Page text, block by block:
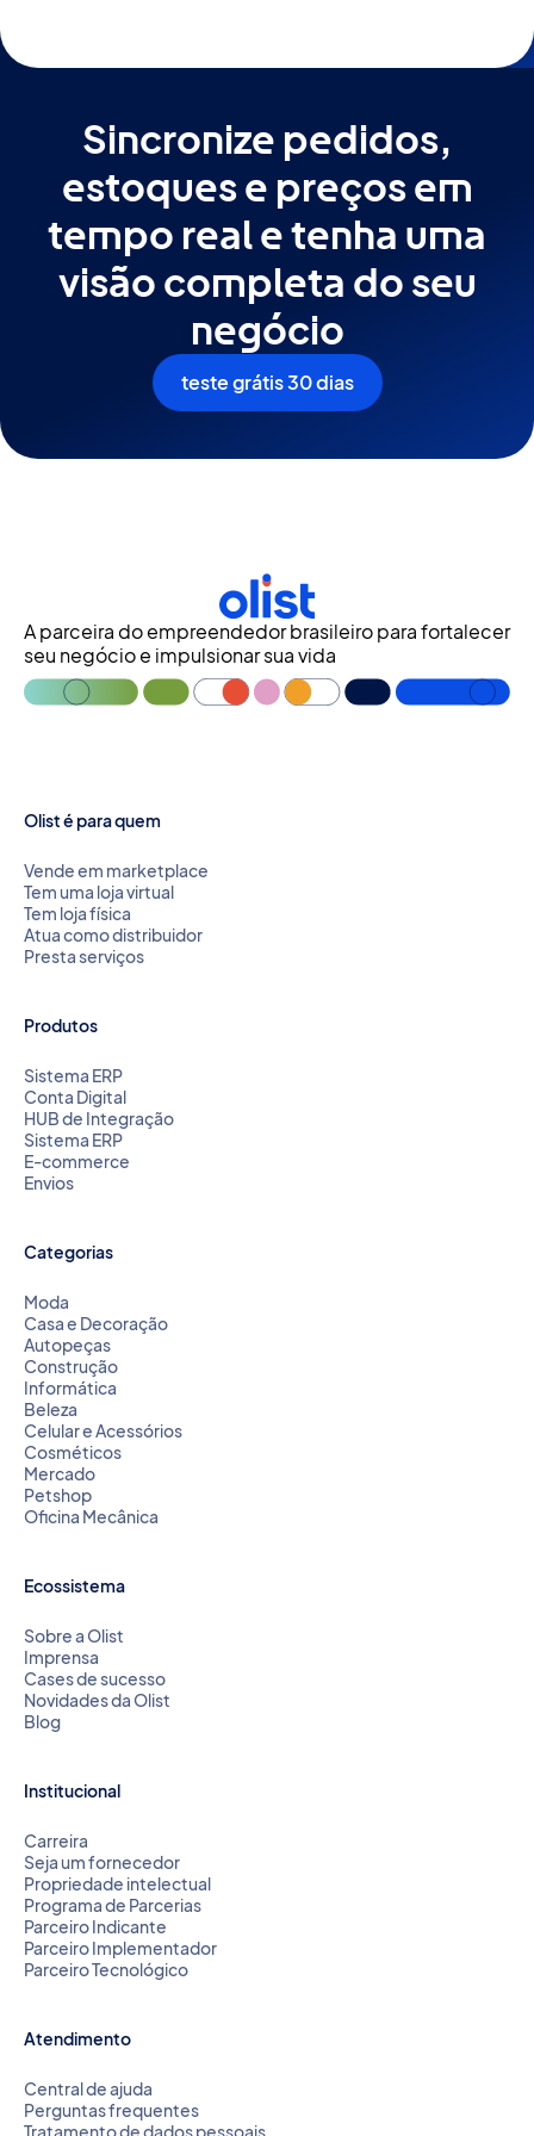
Sincronize pedidos,
estoques e preços em
tempo real e tenha uma
visão completa do seu
negócio
teste grátis 30 dias
A parceira do empreendedor brasileiro para fortalecer
seu negócio e impulsionar sua vida
Olist é para quem
Vende em marketplace
Tem uma loja virtual
Tem loja física
Atua como distribuidor
Presta serviços
Produtos
Sistema ERP
Conta Digital
HUB de Integração
Sistema ERP
E-commerce
Envios
Categorias
Moda
Casa e Decoração
Autopeças
Construção
Informática
Beleza
Celular e Acessórios
Cosméticos
Mercado
Petshop
Oficina Mecânica
Ecossistema
Sobre a Olist
Imprensa
Cases de sucesso
Novidades da Olist
Blog
Institucional
Carreira
Seja um fornecedor
Propriedade intelectual
Programa de Parcerias
Parceiro Indicante
Parceiro Implementador
Parceiro Tecnológico
Atendimento
Central de ajuda
Perguntas frequentes